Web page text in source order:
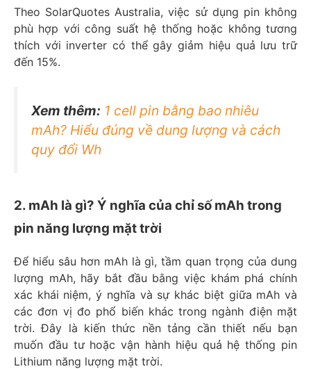
Theo SolarQuotes Australia, việc sử dụng pin không
phù hợp với công suất hệ thống hoặc không tương
thích với inverter có thể gây giảm hiệu quả lưu trữ
đến 15%.
Xem thêm: 1 cell pin bằng bao nhiêu
mAh? Hiểu đúng về dung lượng và cách
quy đổi Wh
2. mAh là gì? Ý nghĩa của chỉ số mAh trong
pin năng lượng mặt trời
Để hiểu sâu hơn mAh là gì, tầm quan trọng của dung
lượng mAh, hãy bắt đầu bằng việc khám phá chính
xác khái niệm, ý nghĩa và sự khác biệt giữa mAh và
các đơn vị đo phổ biến khác trong ngành điện mặt
trời. Đây là kiến thức nền tảng cần thiết nếu bạn
muốn đầu tư hoặc vận hành hiệu quả hệ thống pin
Lithium năng lượng mặt trời.